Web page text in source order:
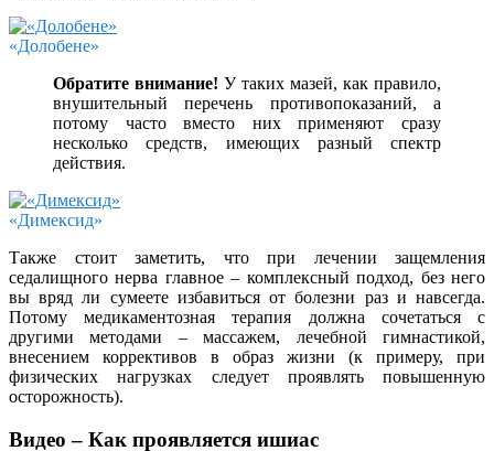
«Долобене»
Обратите внимание! У таких мазей, как правило,
внушительный перечень противопоказаний, а
потому часто вместо них применяют сразу
несколько средств, имеющих разный спектр
действия.
«Димексид»
Также стоит заметить, что при лечении защемления
седалищного нерва главное – комплексный подход, без него
вы вряд ли сумеете избавиться от болезни раз и навсегда.
Потому медикаментозная терапия должна сочетаться с
другими методами – массажем, лечебной гимнастикой,
внесением коррективов в образ жизни (к примеру, при
физических нагрузках следует проявлять повышенную
осторожность).
Видео – Как проявляется ишиас